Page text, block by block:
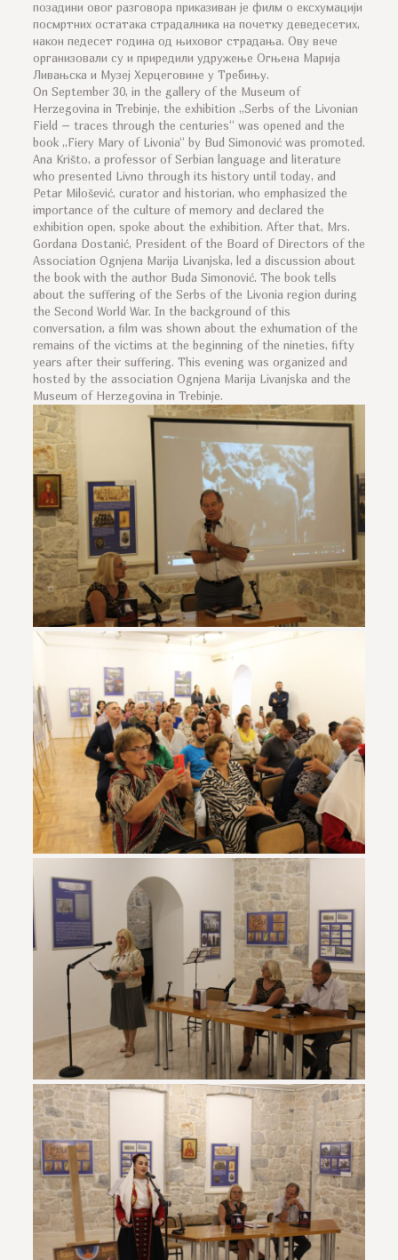
позадини овог разговора приказиван је филм о ексхумацији
посмртних остатака страдалника на почетку деведесетих,
након педесет година од њиховог страдања. Ову вече
организовали су и приредили удружење Огњена Марија
Ливањска и Музеј Херцеговине у Требињу.
On September 30, in the gallery of the Museum of
Herzegovina in Trebinje, the exhibition „Serbs of the Livonian
Field – traces through the centuries“ was opened and the
book „Fiery Mary of Livonia“ by Bud Simonović was promoted.
Ana Krišto, a professor of Serbian language and literature
who presented Livno through its history until today, and
Petar Milošević, curator and historian, who emphasized the
importance of the culture of memory and declared the
exhibition open, spoke about the exhibition. After that, Mrs.
Gordana Dostanić, President of the Board of Directors of the
Association Ognjena Marija Livanjska, led a discussion about
the book with the author Buda Simonović. The book tells
about the suffering of the Serbs of the Livonia region during
the Second World War. In the background of this
conversation, a film was shown about the exhumation of the
remains of the victims at the beginning of the nineties, fifty
years after their suffering. This evening was organized and
hosted by the association Ognjena Marija Livanjska and the
Museum of Herzegovina in Trebinje.